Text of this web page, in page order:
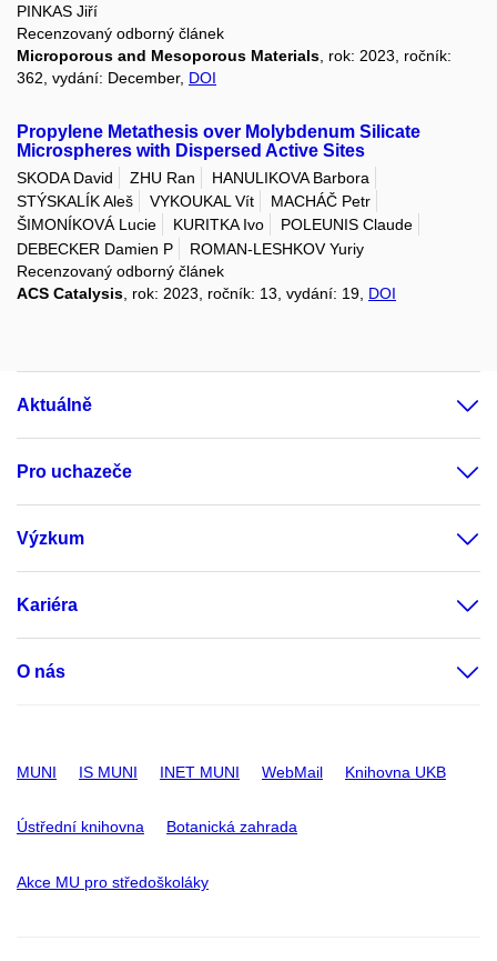
PINKAS Jiří
Recenzovaný odborný článek
Microporous and Mesoporous Materials , rok: 2023, ročník:
362, vydání: December, DOI
Propylene Metathesis over Molybdenum Silicate
Microspheres with Dispersed Active Sites
SKODA David ZHU Ran
HANULIKOVA Barbora
STÝSKALÍK Aleš
VYKOUKAL Vít
MACHÁČ Petr
ŠIMONÍKOVÁ Lucie
KURITKA Ivo
POLEUNIS Claude
DEBECKER Damien P
ROMAN-LESHKOV Yuriy
Recenzovaný odborný článek
ACS Catalysis , rok: 2023, ročník: 13, vydání: 19, DOI
Aktuálně
Pro uchazeče
Výzkum
Kariéra
O nás
MUNI IS MUNI INET MUNI WebMail Knihovna UKB
Ústřední knihovna Botanická zahrada
Akce MU pro středoškoláky